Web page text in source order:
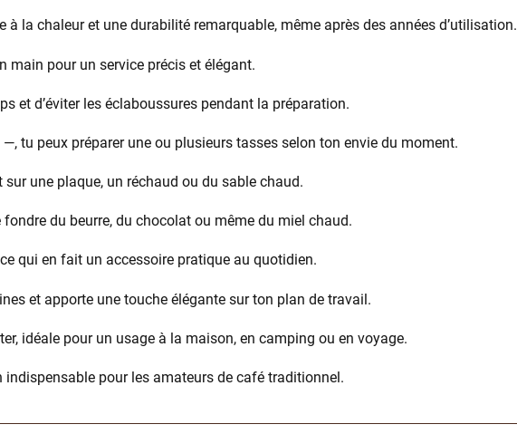
la chaleur et une durabilité remarquable, même après des années d’utilisation.
main pour un service précis et élégant.
et d’éviter les éclaboussures pendant la préparation.
tu peux préparer une ou plusieurs tasses selon ton envie du moment.
une plaque, un réchaud ou du sable chaud.
fondre du beurre, du chocolat ou même du miel chaud.
qui en fait un accessoire pratique au quotidien.
et apporte une touche élégante sur ton plan de travail.
idéale pour un usage à la maison, en camping ou en voyage.
pour les amateurs de café traditionnel.